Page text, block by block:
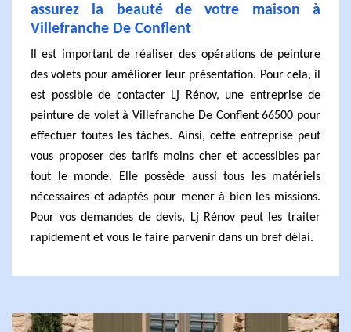
assurez la beauté de votre maison à
Villefranche De Conflent
Il est important de réaliser des opérations de peinture
des volets pour améliorer leur présentation. Pour cela, il
est possible de contacter Lj Rénov, une entreprise de
peinture de volet à Villefranche De Conflent 66500 pour
effectuer toutes les tâches. Ainsi, cette entreprise peut
vous proposer des tarifs moins cher et accessibles par
tout le monde. Elle possède aussi tous les matériels
nécessaires et adaptés pour mener à bien les missions.
Pour vos demandes de devis, Lj Rénov peut les traiter
rapidement et vous le faire parvenir dans un bref délai.